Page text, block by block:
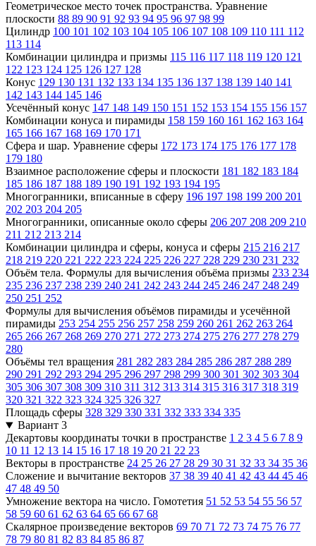
Геометрическое место точек пространства. Уравнение
плоскости 88 89 90 91 92 93 94 95 96 97 98 99
Цилиндр 100 101 102 103 104 105 106 107 108 109 110 111 112
113 114
Комбинации цилиндра и призмы 115 116 117 118 119 120 121
122 123 124 125 126 127 128
Конус 129 130 131 132 133 134 135 136 137 138 139 140 141
142 143 144 145 146
Усечённый конус 147 148 149 150 151 152 153 154 155 156 157
Комбинации конуса и пирамиды 158 159 160 161 162 163 164
165 166 167 168 169 170 171
Сфера и шар. Уравнение сферы 172 173 174 175 176 177 178
179 180
Взаимное расположение сферы и плоскости 181 182 183 184
185 186 187 188 189 190 191 192 193 194 195
Многогранники, вписанные в сферу 196 197 198 199 200 201
202 203 204 205
Многогранники, описанные около сферы 206 207 208 209 210
211 212 213 214
Комбинации цилиндра и сферы, конуса и сферы 215 216 217
218 219 220 221 222 223 224 225 226 227 228 229 230 231 232
Объём тела. Формулы для вычисления объёма призмы 233 234
235 236 237 238 239 240 241 242 243 244 245 246 247 248 249
250 251 252
Формулы для вычисления объёмов пирамиды и усечённой
пирамиды 253 254 255 256 257 258 259 260 261 262 263 264
265 266 267 268 269 270 271 272 273 274 275 276 277 278 279
280
Объёмы тел вращения 281 282 283 284 285 286 287 288 289
290 291 292 293 294 295 296 297 298 299 300 301 302 303 304
305 306 307 308 309 310 311 312 313 314 315 316 317 318 319
320 321 322 323 324 325 326 327
Площадь сферы 328 329 330 331 332 333 334 335
Вариант 3
Декартовы координаты точки в пространстве 1 2 3 4 5 6 7 8 9
10 11 12 13 14 15 16 17 18 19 20 21 22 23
Векторы в пространстве 24 25 26 27 28 29 30 31 32 33 34 35 36
Сложение и вычитание векторов 37 38 39 40 41 42 43 44 45 46
47 48 49 50
Умножение вектора на число. Гомотетия 51 52 53 54 55 56 57
58 59 60 61 62 63 64 65 66 67 68
Скалярное произведение векторов 69 70 71 72 73 74 75 76 77
78 79 80 81 82 83 84 85 86 87